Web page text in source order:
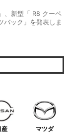
、新型「 R8 クーペ
バック」を発表しま
産 マツダ